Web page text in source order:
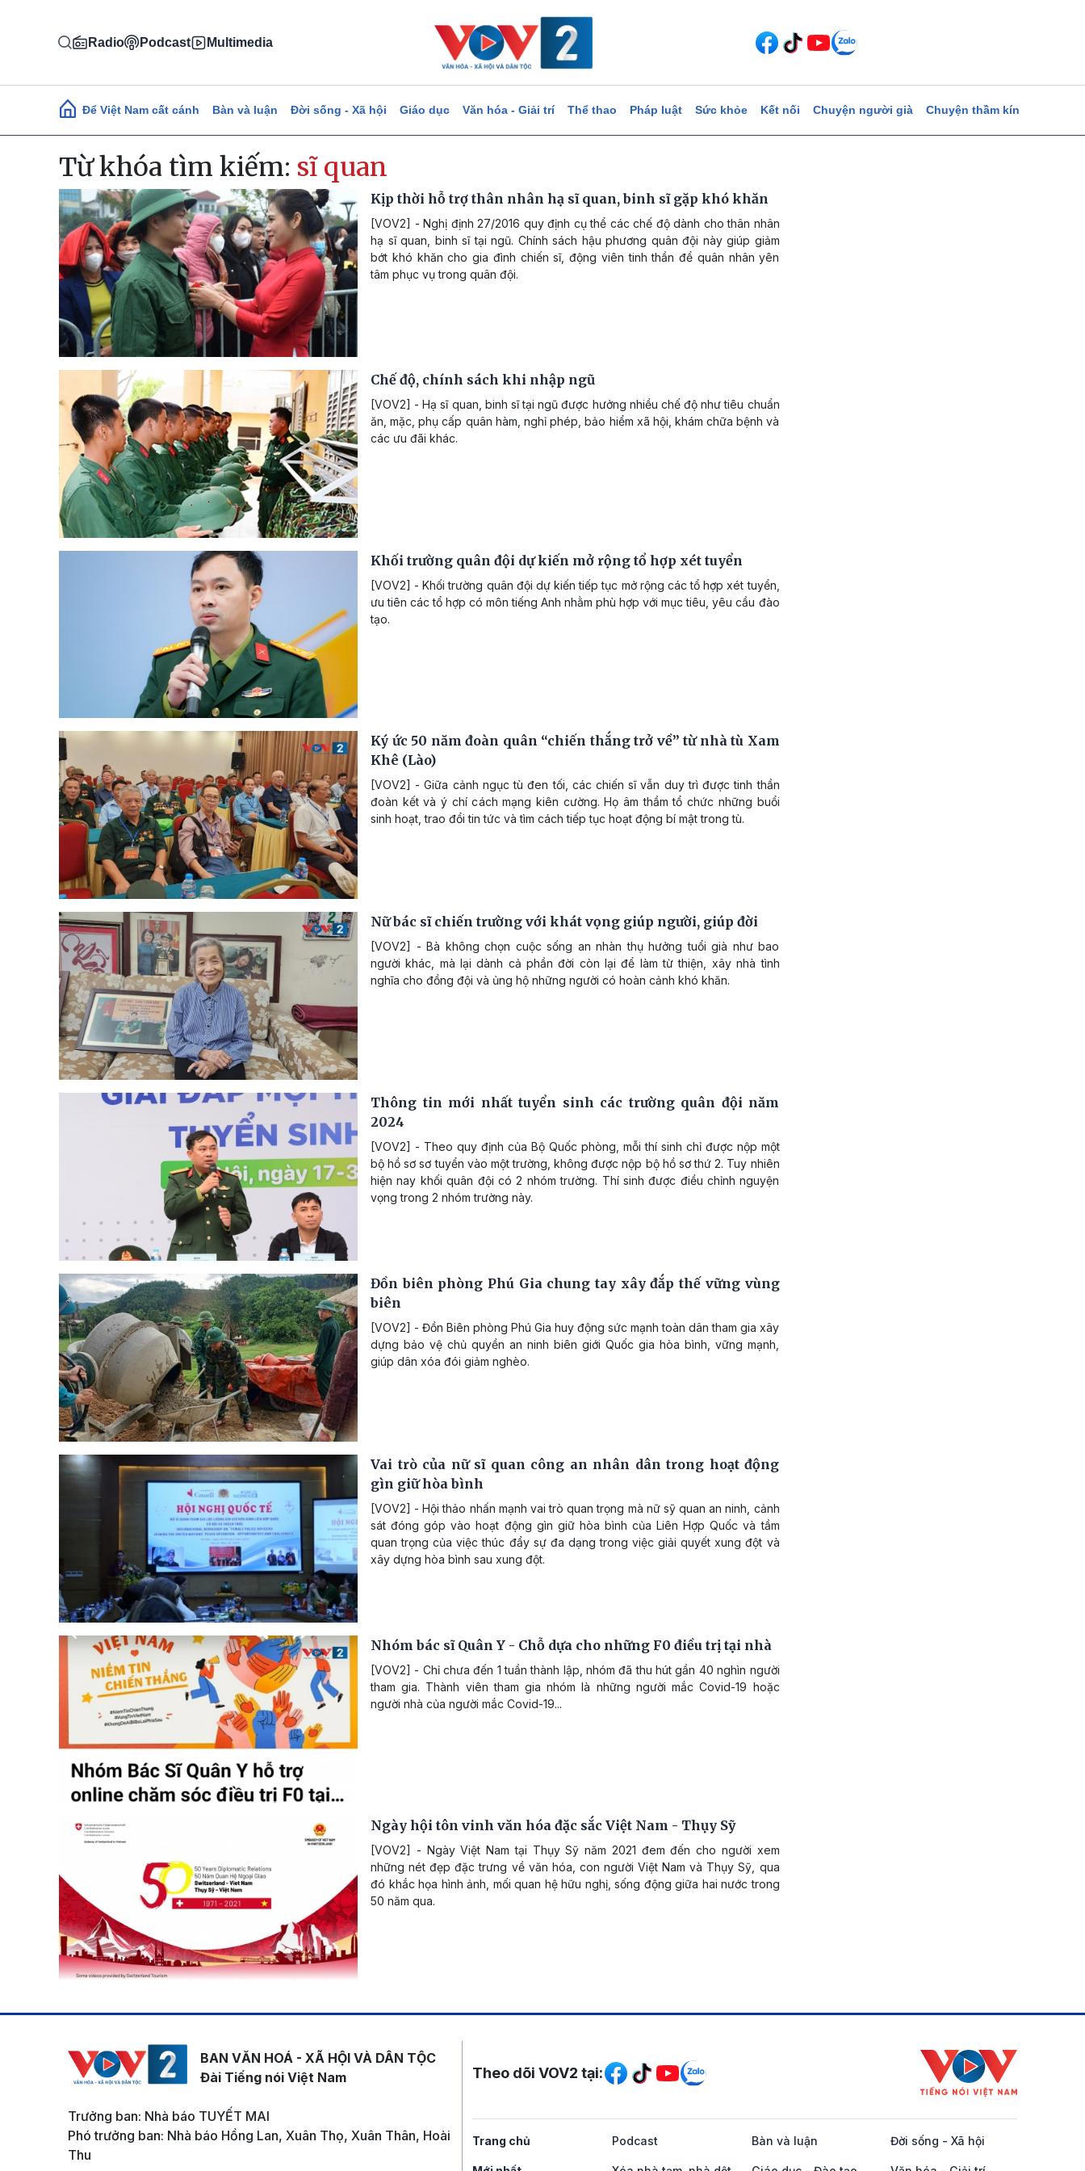
Radio Podcast Multimedia
Main navigation
Để Việt Nam cất cánh Bàn và luận Đời sống - Xã hội Giáo dục Văn hóa - Giải trí Thể thao Pháp luật Sức khỏe Kết nối Chuyện người già Chuyện thầm kín
Từ khóa tìm kiếm: sĩ quan
Kịp thời hỗ trợ thân nhân hạ sĩ quan, binh sĩ gặp khó khăn
[VOV2] - Nghị định 27/2016 quy định cụ thể các chế độ dành cho thân nhân
hạ sĩ quan, binh sĩ tại ngũ. Chính sách hậu phương quân đội này giúp giảm
bớt khó khăn cho gia đình chiến sĩ, động viên tinh thần để quân nhân yên
tâm phục vụ trong quân đội.
Chế độ, chính sách khi nhập ngũ
[VOV2] - Hạ sĩ quan, binh sĩ tại ngũ được hưởng nhiều chế độ như tiêu chuẩn
ăn, mặc, phụ cấp quân hàm, nghỉ phép, bảo hiểm xã hội, khám chữa bệnh và
các ưu đãi khác.
Khối trường quân đội dự kiến mở rộng tổ hợp xét tuyển
[VOV2] - Khối trường quân đội dự kiến tiếp tục mở rộng các tổ hợp xét tuyển,
ưu tiên các tổ hợp có môn tiếng Anh nhằm phù hợp với mục tiêu, yêu cầu đào
tạo.
Ký ức 50 năm đoàn quân “chiến thắng trở về” từ nhà tù Xam
Khê (Lào)
[VOV2] - Giữa cảnh ngục tù đen tối, các chiến sĩ vẫn duy trì được tinh thần
đoàn kết và ý chí cách mạng kiên cường. Họ âm thầm tổ chức những buổi
sinh hoạt, trao đổi tin tức và tìm cách tiếp tục hoạt động bí mật trong tù.
Nữ bác sĩ chiến trường với khát vọng giúp người, giúp đời
[VOV2] - Bà không chọn cuộc sống an nhàn thụ hưởng tuổi già như bao
người khác, mà lại dành cả phần đời còn lại để làm từ thiện, xây nhà tình
nghĩa cho đồng đội và ủng hộ những người có hoàn cảnh khó khăn.
Thông tin mới nhất tuyển sinh các trường quân đội năm
2024
[VOV2] - Theo quy định của Bộ Quốc phòng, mỗi thí sinh chỉ được nộp một
bộ hồ sơ sơ tuyển vào một trường, không được nộp bộ hồ sơ thứ 2. Tuy nhiên
hiện nay khối quân đội có 2 nhóm trường. Thí sinh được điều chỉnh nguyện
vọng trong 2 nhóm trường này.
Đồn biên phòng Phú Gia chung tay xây đắp thế vững vùng
biên
[VOV2] - Đồn Biên phòng Phú Gia huy động sức mạnh toàn dân tham gia xây
dựng bảo vệ chủ quyền an ninh biên giới Quốc gia hòa bình, vững mạnh,
giúp dân xóa đói giảm nghèo.
Vai trò của nữ sĩ quan công an nhân dân trong hoạt động
gìn giữ hòa bình
[VOV2] - Hội thảo nhấn mạnh vai trò quan trọng mà nữ sỹ quan an ninh, cảnh
sát đóng góp vào hoạt động gìn giữ hòa bình của Liên Hợp Quốc và tầm
quan trọng của việc thúc đẩy sự đa dạng trong việc giải quyết xung đột và
xây dựng hòa bình sau xung đột.
Nhóm bác sĩ Quân Y - Chỗ dựa cho những F0 điều trị tại nhà
[VOV2] - Chỉ chưa đến 1 tuần thành lập, nhóm đã thu hút gần 40 nghìn người
tham gia. Thành viên tham gia nhóm là những người mắc Covid-19 hoặc
người nhà của người mắc Covid-19...
Ngày hội tôn vinh văn hóa đặc sắc Việt Nam - Thụy Sỹ
[VOV2] - Ngày Việt Nam tại Thụy Sỹ năm 2021 đem đến cho người xem
những nét đẹp đặc trưng về văn hóa, con người Việt Nam và Thụy Sỹ, qua
đó khắc họa hình ảnh, mối quan hệ hữu nghị, sống động giữa hai nước trong
50 năm qua.
BAN VĂN HOÁ - XÃ HỘI VÀ DÂN TỘC
Đài Tiếng nói Việt Nam
Trưởng ban: Nhà báo TUYẾT MAI
Phó trưởng ban: Nhà báo Hồng Lan, Xuân Thọ, Xuân Thân, Hoài
Thu
Mạng xã hội
Theo dõi VOV2 tại:
Trang chủ Podcast Bàn và luận Đời sống - Xã hội